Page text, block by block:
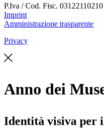
P.Iva / Cod. Fisc. 03122110210
Imprint
Amministrazione trasparente
Privacy
Anno dei
Identità visiva per